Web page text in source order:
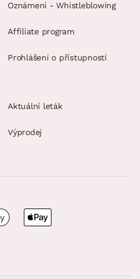
Oznámení - Whistleblowing
Affiliate program
Prohlášení o přístupnosti
Aktuální leták
Výprodej